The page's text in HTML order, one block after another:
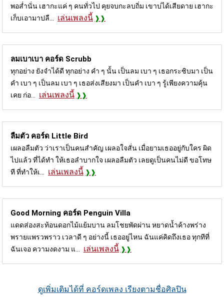
พอส่ำนั่น เฮากะแค่ ๆ คนทั่วไป คุยจบกะลบถิ่ม เขาบ่ได้เสียดาย เฮากะ
เก็บเอามาปลื...
เล่นเพลงนี้
ลมเบาเบา คอร์ด Scrubb
ทุกอย่าง ยังจำได้ดี ทุกอย่าง คำ ๆ นั้น เป็นลม เบา ๆ เธอกระซิบมา เป็น
คำ เบา ๆ เป็นลม เบา ๆ เธอส่งเสียงมา เป็นคำ เบา ๆ รู้เพียงความคุ้น
เคย ก่อ...
เล่นเพลงนี้
ลืมตัว คอร์ด Little Bird
เผลอลืมตัว ว่าเราเป็นคนสำคัญ เผลอใจสั่น เมื่อยามเธออยู่กับใคร ผิด
ไปแล้ว ที่ได้ทำ ให้เธอลำบากใจ เผลอลืมตัว เลยดูเป็นคนไม่ดี ขอโทษ
ที ที่ทำให้เ...
เล่นเพลงนี้
Good Morning คอร์ด Penguin Villa
แดดส่องสะท้อนดอกไม้แย้มบาน ลมโชยพัดผ่าน หยาดน้ำค้างพร่าง
พรายแพรวพราว เวลาดี ๆ อย่างนี้ เธออยู่ไหน ฉันแค่คิดถึงเธอ ทุกทีที่
ฉันเจอ ความงดงาม แ...
เล่นเพลงนี้
ดูเพิ่มเติมได้ที่ คอร์ดเพลง เรียงตามชื่อศิลปิน